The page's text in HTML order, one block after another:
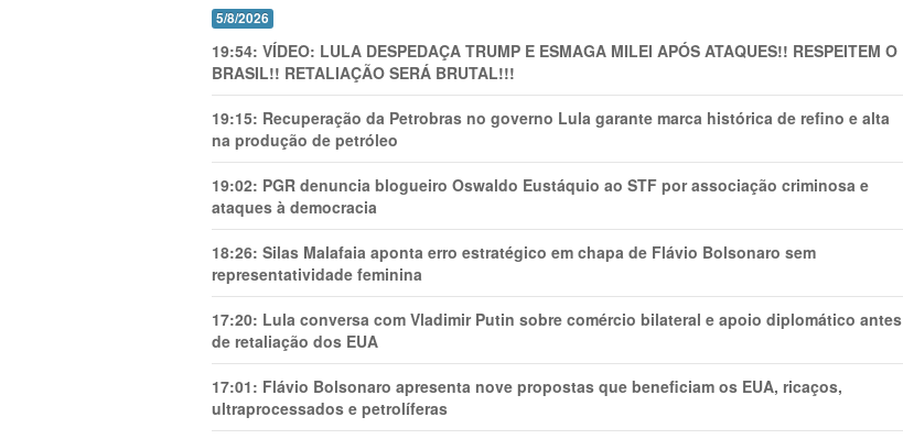
5/8/2026
19:54: VÍDEO: LULA DESPEDAÇA TRUMP E ESMAGA MILEI APÓS ATAQUES!! RESPEITEM O
BRASIL!! RETALIAÇÃO SERÁ BRUTAL!!!
19:15: Recuperação da Petrobras no governo Lula garante marca histórica de refino e alta
na produção de petróleo
19:02: PGR denuncia blogueiro Oswaldo Eustáquio ao STF por associação criminosa e
ataques à democracia
18:26: Silas Malafaia aponta erro estratégico em chapa de Flávio Bolsonaro sem
representatividade feminina
17:20: Lula conversa com Vladimir Putin sobre comércio bilateral e apoio diplomático antes
de retaliação dos EUA
17:01: Flávio Bolsonaro apresenta nove propostas que beneficiam os EUA, ricaços,
ultraprocessados e petrolíferas